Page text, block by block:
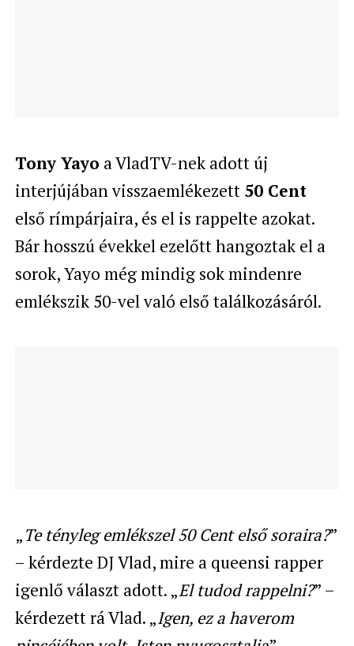
Tony Yayo a VladTV-nek adott új
interjújában visszaemlékezett 50 Cent
első rímpárjaira, és el is rappelte azokat.
Bár hosszú évekkel ezelőtt hangoztak el a
sorok, Yayo még mindig sok mindenre
emlékszik 50-vel való első találkozásáról.
„Te tényleg emlékszel 50 Cent első soraira?”
– kérdezte DJ Vlad, mire a queensi rapper
igenlő választ adott. „El tudod rappelni?” –
kérdezett rá Vlad. „Igen, ez a haverom